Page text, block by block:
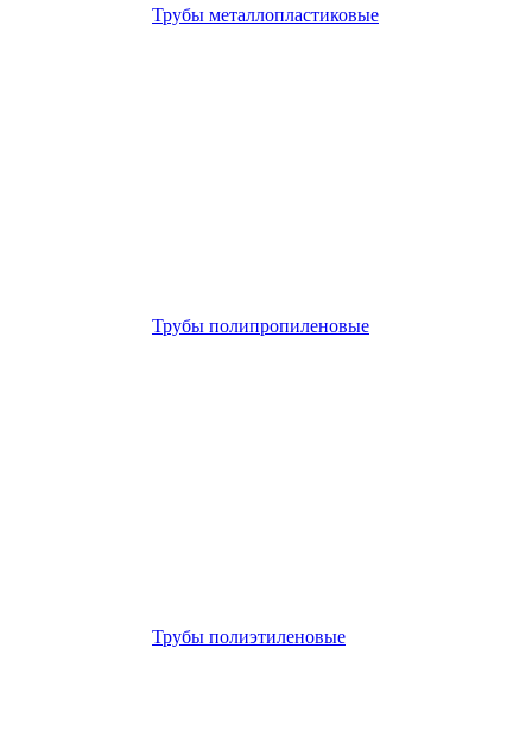
Трубы металлопластиковые
Трубы полипропиленовые
Трубы полиэтиленовые